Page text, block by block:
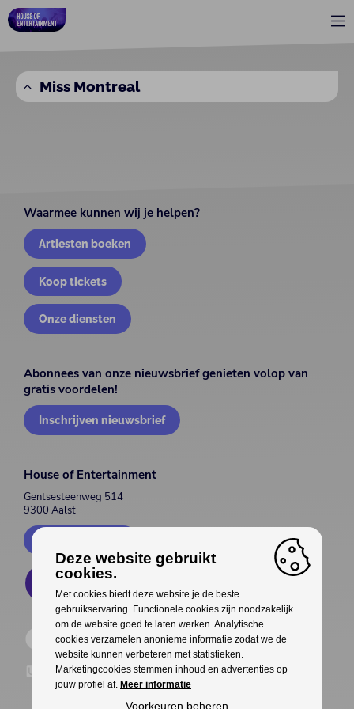
Miss Montreal
Waarmee kunnen wij je helpen?
Artiesten boeken
Koop tickets
Onze diensten
Abonnees van onze nieuwsbrief genieten volop van
gratis voordelen!
Inschrijven nieuwsbrief
House of Entertainment
Gentsesteenweg 514
9300 Aalst
Deze website gebruikt
cookies.
Met cookies biedt deze website je de beste
gebruikservaring. Functionele cookies zijn noodzakelijk
om de website goed te laten werken. Analytische
cookies verzamelen anonieme informatie zodat we de
website kunnen verbeteren met statistieken.
Marketingcookies stemmen inhoud en advertenties op
jouw profiel af. Meer informatie
Voorkeuren beheren